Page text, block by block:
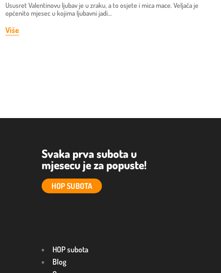
Ususret Valentinovu ljubav je u zraku, a to osjete i mica mace. Veljača je
općenito mjesec u kojima ljubavni jadi…
Više
Svaka prva subota u
mjesecu je za popuste!
HOP SUBOTA
HOP subota
Blog